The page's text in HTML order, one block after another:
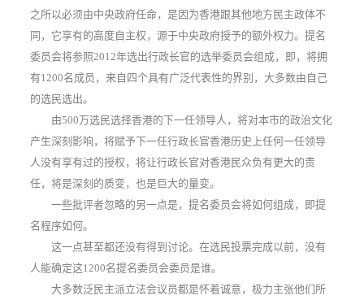
之所以必须由中央政府任命，是因为香港跟其他地方民主政体不
同，它享有的高度自主权，源于中央政府授予的额外权力。提名
委员会将参照2012年选出行政长官的选举委员会组成，即，将拥
有1200名成员，来自四个具有广泛代表性的界别，大多数由自己
的选民选出。
由500万选民选择香港的下一任领导人，将对本市的政治文化
产生深刻影响，将赋予下一任行政长官香港历史上任何一任领导
人没有享有过的授权，将让行政长官对香港民众负有更大的责
任，将是深刻的质变，也是巨大的量变。
一些批评者忽略的另一点是，提名委员会将如何组成，即提
名程序如何。
这一点甚至都还没有得到讨论。在选民投票完成以前，没有
人能确定这1200名提名委员会委员是谁。
大多数泛民主派立法会议员都是怀着诚意，极力主张他们所